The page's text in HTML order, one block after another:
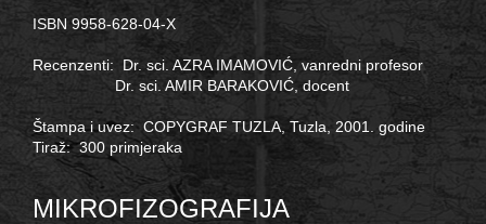
ISBN 9958-628-04-X
Recenzenti: Dr. sci. AZRA IMAMOVIĆ, vanredni profesor
Dr. sci. AMIR BARAKOVIĆ, docent
Štampa i uvez: COPYGRAF TUZLA, Tuzla, 2001. godine
Tiraž: 300 primjeraka
MIKROFIZOGRAFIJA